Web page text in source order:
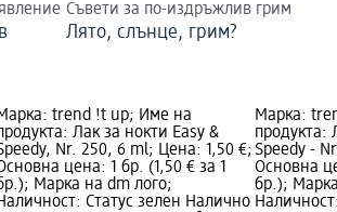
Съвети за по-издръжлив грим
Лято, слънце, грим?
trend !t up; Име на
Лак за нокти Easy &
Nr. 250, 6 ml; Цена: 1,50 €;
цена: 1 бр. (1,50 € за 1
Марка на dm лого;
Статус зелен Налично
Марка:
продукта:
Speedy -
Основна
бр.);